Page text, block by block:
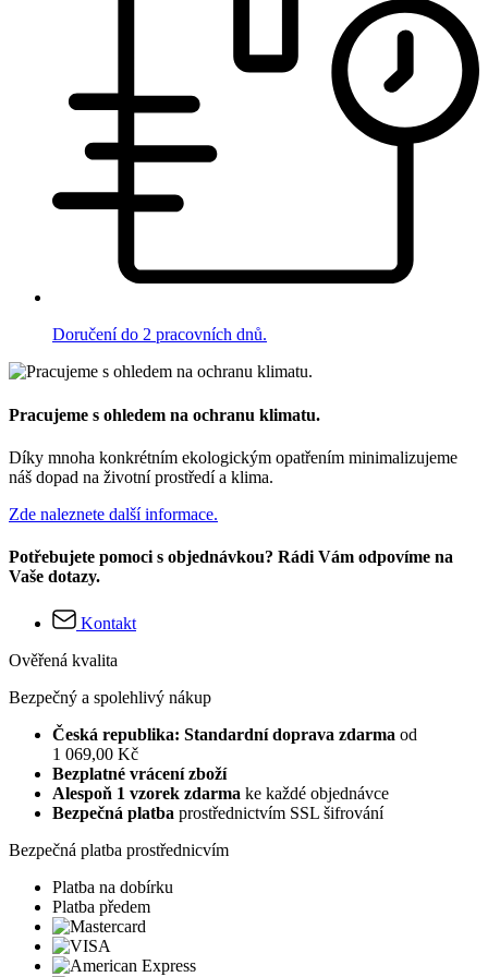
Doručení do 2 pracovních dnů.
Pracujeme s ohledem na ochranu klimatu.
Díky mnoha konkrétním ekologickým opatřením minimalizujeme
náš dopad na životní prostředí a klima.
Zde naleznete další informace.
Potřebujete pomoci s objednávkou? Rádi Vám odpovíme na
Vaše dotazy.
Kontakt
Ověřená kvalita
Bezpečný a spolehlivý nákup
Česká republika: Standardní doprava zdarma od
1 069,00 Kč
Bezplatné vrácení zboží
Alespoň 1 vzorek zdarma ke každé objednávce
Bezpečná platba prostřednictvím SSL šifrování
Bezpečná platba prostřednicvím
Platba na dobírku
Platba předem